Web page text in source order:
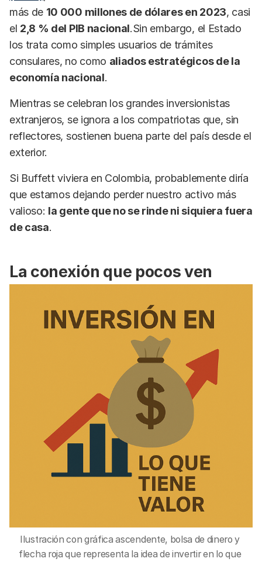
más de 10 000 millones de dólares en 2023, casi
el 2,8 % del PIB nacional.Sin embargo, el Estado
los trata como simples usuarios de trámites
consulares, no como aliados estratégicos de la
economía nacional.
Mientras se celebran los grandes inversionistas
extranjeros, se ignora a los compatriotas que, sin
reflectores, sostienen buena parte del país desde el
exterior.
Si Buffett viviera en Colombia, probablemente diría
que estamos dejando perder nuestro activo más
valioso: la gente que no se rinde ni siquiera fuera
de casa.
La conexión que pocos ven
Ilustración con gráfica ascendente, bolsa de dinero y
flecha roja que representa la idea de invertir en lo que